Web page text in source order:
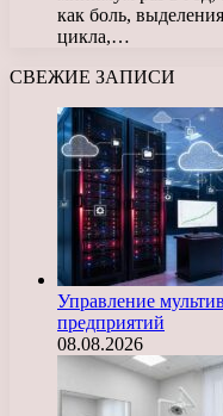
как боль,
цикла,…
СВЕЖИЕ ЗАПИСИ
Управление
предприятий
08.08.2026